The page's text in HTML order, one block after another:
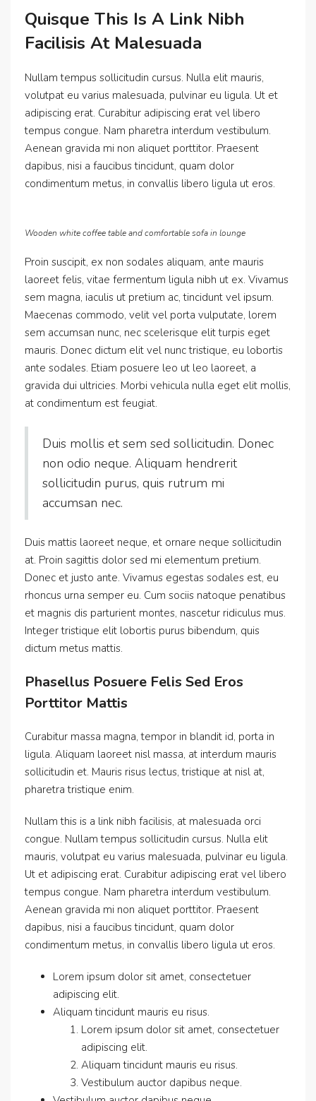
Quisque This Is A Link Nibh
Facilisis At Malesuada
Nullam tempus sollicitudin cursus. Nulla elit mauris,
volutpat eu varius malesuada, pulvinar eu ligula. Ut et
adipiscing erat. Curabitur adipiscing erat vel libero
tempus congue. Nam pharetra interdum vestibulum.
Aenean gravida mi non aliquet porttitor. Praesent
dapibus, nisi a faucibus tincidunt, quam dolor
condimentum metus, in convallis libero ligula ut eros.
Wooden white coffee table and comfortable sofa in lounge
Proin suscipit, ex non sodales aliquam, ante mauris
laoreet felis, vitae fermentum ligula nibh ut ex. Vivamus
sem magna, iaculis ut pretium ac, tincidunt vel ipsum.
Maecenas commodo, velit vel porta vulputate, lorem
sem accumsan nunc, nec scelerisque elit turpis eget
mauris. Donec dictum elit vel nunc tristique, eu lobortis
ante sodales. Etiam posuere leo ut leo laoreet, a
gravida dui ultricies. Morbi vehicula nulla eget elit mollis,
at condimentum est feugiat.
Duis mollis et sem sed sollicitudin. Donec
non odio neque. Aliquam hendrerit
sollicitudin purus, quis rutrum mi
accumsan nec.
Duis mattis laoreet neque, et ornare neque sollicitudin
at. Proin sagittis dolor sed mi elementum pretium.
Donec et justo ante. Vivamus egestas sodales est, eu
rhoncus urna semper eu. Cum sociis natoque penatibus
et magnis dis parturient montes, nascetur ridiculus mus.
Integer tristique elit lobortis purus bibendum, quis
dictum metus mattis.
Phasellus Posuere Felis Sed Eros
Porttitor Mattis
Curabitur massa magna, tempor in blandit id, porta in
ligula. Aliquam laoreet nisl massa, at interdum mauris
sollicitudin et. Mauris risus lectus, tristique at nisl at,
pharetra tristique enim.
Nullam this is a link nibh facilisis, at malesuada orci
congue. Nullam tempus sollicitudin cursus. Nulla elit
mauris, volutpat eu varius malesuada, pulvinar eu ligula.
Ut et adipiscing erat. Curabitur adipiscing erat vel libero
tempus congue. Nam pharetra interdum vestibulum.
Aenean gravida mi non aliquet porttitor. Praesent
dapibus, nisi a faucibus tincidunt, quam dolor
condimentum metus, in convallis libero ligula ut eros.
Lorem ipsum dolor sit amet, consectetuer
adipiscing elit.
Aliquam tincidunt mauris eu risus.
Lorem ipsum dolor sit amet, consectetuer
adipiscing elit.
Aliquam tincidunt mauris eu risus.
Vestibulum auctor dapibus neque.